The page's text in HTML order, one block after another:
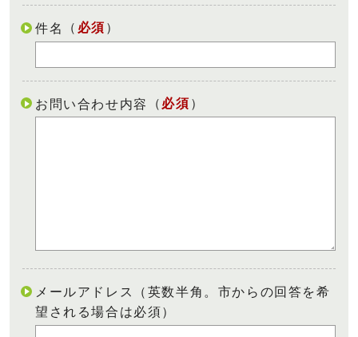
件名 （ 必須 ）
お問い合わせ内容 （ 必須 ）
メールアドレス（英数半角。市からの回答を希
望される場合は必須）